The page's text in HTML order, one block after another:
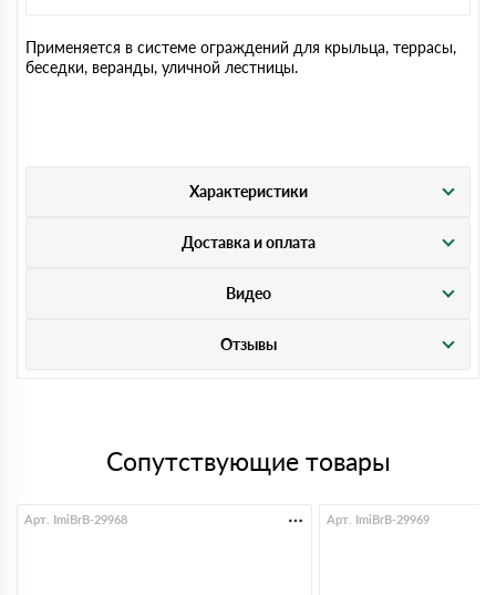
Применяется в системе ограждений для крыльца, террасы,
беседки, веранды, уличной лестницы.
Характеристики
Доставка и оплата
Видео
Отзывы
Сопутствующие товары
Арт. ImiBrB-29968 Арт. ImiBrB-29969